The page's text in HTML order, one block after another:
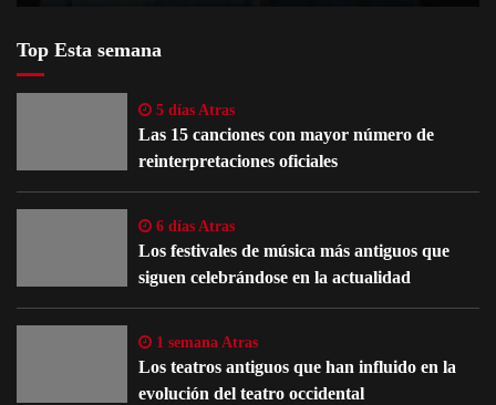
Top Esta semana
5 días Atras
Las 15 canciones con mayor número de
reinterpretaciones oficiales
6 días Atras
Los festivales de música más antiguos que
siguen celebrándose en la actualidad
1 semana Atras
Los teatros antiguos que han influido en la
evolución del teatro occidental